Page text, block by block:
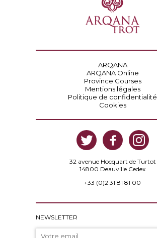
ARQANA
ARQANA Online
Province Courses
Mentions légales
Politique de confidentialité
Cookies
32 avenue Hocquart de Turtot
14800 Deauville Cedex
+33 (0)2 31 81 81 00
NEWSLETTER